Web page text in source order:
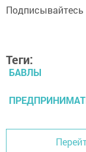
Подписывайтесь
Теги:
БАВЛЫ